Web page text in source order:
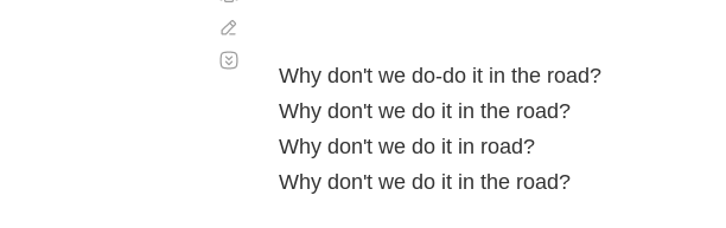
Why don't we do-do it in the road?
Why don't we do it in the road?
Why don't we do it in road?
Why don't we do it in the road?
automático